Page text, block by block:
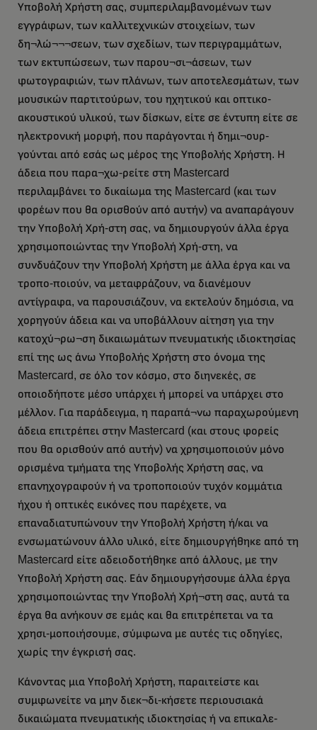
Υποβολή Χρήστη σας, συμπεριλαμβανομένων των
εγγράφων, των καλλιτεχνικών στοιχείων, των
δη¬λώ¬¬¬σεων, των σχεδίων, των περιγραμμάτων,
των εκτυπώσεων, των παρου¬σι¬άσεων, των
φωτογραφιών, των πλάνων, των αποτελεσμάτων, των
μουσικών παρτιτούρων, του ηχητικού και οπτικο-
ακουστικού υλικού, των δίσκων, είτε σε έντυπη είτε σε
ηλεκτρονική μορφή, που παράγονται ή δημι¬ουρ-
γούνται από εσάς ως μέρος της Υποβολής Χρήστη. Η
άδεια που παρα¬χω-ρείτε στη Mastercard
περιλαμβάνει το δικαίωμα της Mastercard (και των
φορέων που θα ορισθούν από αυτήν) να αναπαράγουν
την Υποβολή Χρή-στη σας, να δημιουργούν άλλα έργα
χρησιμοποιώντας την Υποβολή Χρή-στη, να
συνδυάζουν την Υποβολή Χρήστη με άλλα έργα και να
τροπο-ποιούν, να μεταφράζουν, να διανέμουν
αντίγραφα, να παρουσιάζουν, να εκτελούν δημόσια, να
χορηγούν άδεια και να υποβάλλουν αίτηση για την
κατοχύ¬ρω¬ση δικαιωμάτων πνευματικής ιδιοκτησίας
επί της ως άνω Υποβολής Χρήστη στο όνομα της
Mastercard, σε όλο τον κόσμο, στο διηνεκές, σε
οποιοδήποτε μέσο υπάρχει ή μπορεί να υπάρχει στο
μέλλον. Για παράδειγμα, η παραπά¬νω παραχωρούμενη
άδεια επιτρέπει στην Mastercard (και στους φορείς
που θα ορισθούν από αυτήν) να χρησιμοποιούν μόνο
ορισμένα τμήματα της Υποβολής Χρήστη σας, να
επανηχογραφούν ή να τροποποιούν τυχόν κομμάτια
ήχου ή οπτικές εικόνες που παρέχετε, να
επαναδιατυπώνουν την Υποβολή Χρήστη ή/και να
ενσωματώνουν άλλο υλικό, είτε δημιουργήθηκε από τη
Mastercard είτε αδειοδοτήθηκε από άλλους, με την
Υποβολή Χρήστη σας. Εάν δημιουργήσουμε άλλα έργα
χρησιμοποιώντας την Υποβολή Χρή¬στη σας, αυτά τα
έργα θα ανήκουν σε εμάς και θα επιτρέπεται να τα
χρησι-μοποιήσουμε, σύμφωνα με αυτές τις οδηγίες,
χωρίς την έγκρισή σας.
Κάνοντας μια Υποβολή Χρήστη, παραιτείστε και
συμφωνείτε να μην διεκ¬δι-κήσετε περιουσιακά
δικαιώματα πνευματικής ιδιοκτησίας ή να επικαλε-